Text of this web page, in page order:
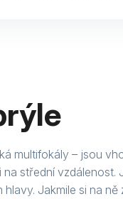
multifokály – jsou
střední
Jakmile si na